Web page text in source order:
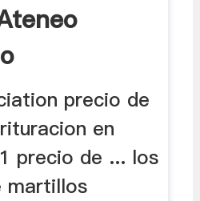
precio de
en
precio de ... los
martillos